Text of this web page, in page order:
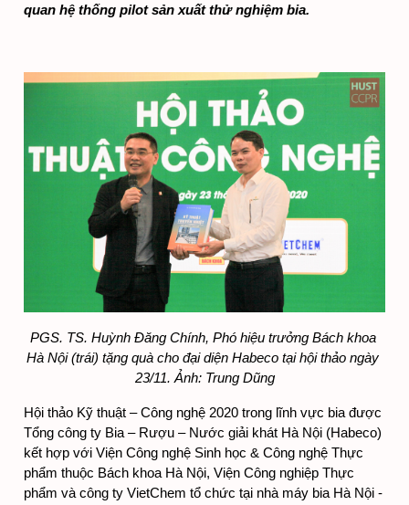
quan hệ thống pilot sản xuất thử nghiệm bia.
PGS. TS. Huỳnh Đăng Chính, Phó hiệu trưởng Bách khoa
Hà Nội (trái) tặng quà cho đại diện Habeco tại hội thảo ngày
23/11. Ảnh: Trung Dũng
Hội thảo Kỹ thuật – Công nghệ 2020 trong lĩnh vực bia được
Tổng công ty Bia – Rượu – Nước giải khát Hà Nội (Habeco)
kết hợp với Viện Công nghệ Sinh học & Công nghệ Thực
phẩm thuộc Bách khoa Hà Nội, Viện Công nghiệp Thực
phẩm và công ty VietChem tổ chức tại nhà máy bia Hà Nội -